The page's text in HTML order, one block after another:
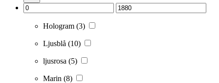
Hologram (3)
Ljusblå (10)
ljusrosa (5)
Marin (8)